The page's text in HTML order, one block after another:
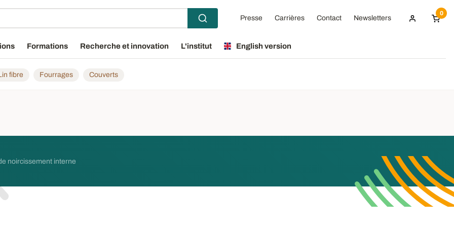
Presse Carrières Contact Newsletters
0
Formations Recherche et innovation L'institut English version
fibre Fourrages Couverts
noircissement interne